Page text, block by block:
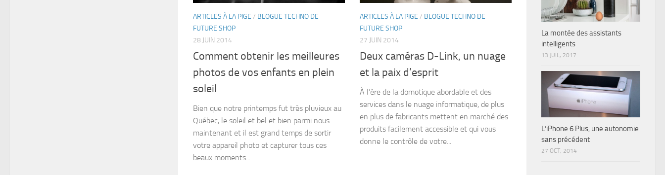
ARTICLES À LA PIGE / BLOGUE TECHNO DE
FUTURE SHOP
28 JUIN 2014
Comment obtenir les meilleures
photos de vos enfants en plein
soleil
Bien que notre printemps fut très pluvieux au
Québec, le soleil et bel et bien parmi nous
maintenant et il est grand temps de sortir
votre appareil photo et capturer tous ces
beaux moments...
ARTICLES À LA PIGE / BLOGUE TECHNO DE
FUTURE SHOP
27 JUIN 2014
Deux caméras D-Link, un nuage
et la paix d’esprit
À l’ère de la domotique abordable et des
services dans le nuage informatique, de plus
en plus de fabricants mettent en marché des
produits facilement accessible et qui vous
donne le contrôle de votre...
La montée des assistants
intelligents
13 JUIL, 2017
L’iPhone 6 Plus, une autonomie
sans précédent
27 OCT, 2014